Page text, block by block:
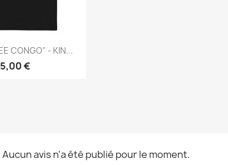
rapide
CONGO" - KIN...
€
Aucun avis n'a été publié pour le moment.